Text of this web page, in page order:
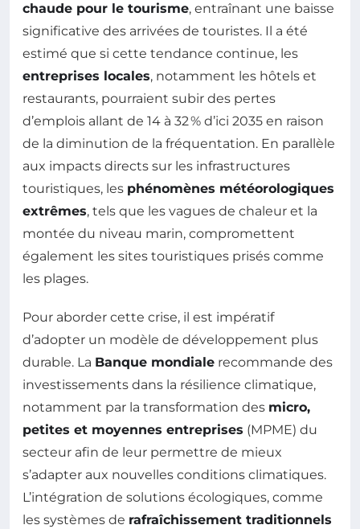
chaude pour le tourisme, entraînant une baisse
significative des arrivées de touristes. Il a été
estimé que si cette tendance continue, les
entreprises locales, notamment les hôtels et
restaurants, pourraient subir des pertes
d’emplois allant de 14 à 32 % d’ici 2035 en raison
de la diminution de la fréquentation. En parallèle
aux impacts directs sur les infrastructures
touristiques, les phénomènes météorologiques
extrêmes, tels que les vagues de chaleur et la
montée du niveau marin, compromettent
également les sites touristiques prisés comme
les plages.
Pour aborder cette crise, il est impératif
d’adopter un modèle de développement plus
durable. La Banque mondiale recommande des
investissements dans la résilience climatique,
notamment par la transformation des micro,
petites et moyennes entreprises (MPME) du
secteur afin de leur permettre de mieux
s’adapter aux nouvelles conditions climatiques.
L’intégration de solutions écologiques, comme
les systèmes de rafraîchissement traditionnels